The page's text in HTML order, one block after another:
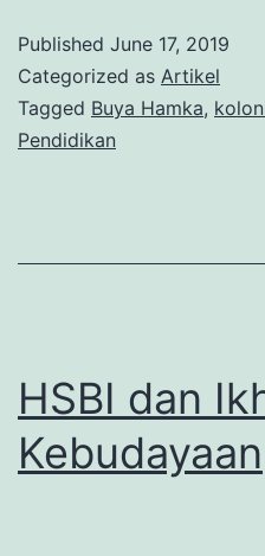
Mata
Buya
Published June 17, 2019
Categorized as Artikel
Tagged Buya Hamka,
Pendidikan
HSBI dan
Kebudayaan